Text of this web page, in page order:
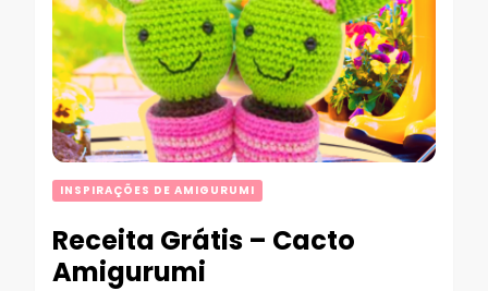
INSPIRAÇÕES DE AMIGURUMI
Receita Grátis – Cacto
Amigurumi